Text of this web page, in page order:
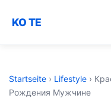
KO TE
Startseite › Lifestyle ›
Рождения Мужчине